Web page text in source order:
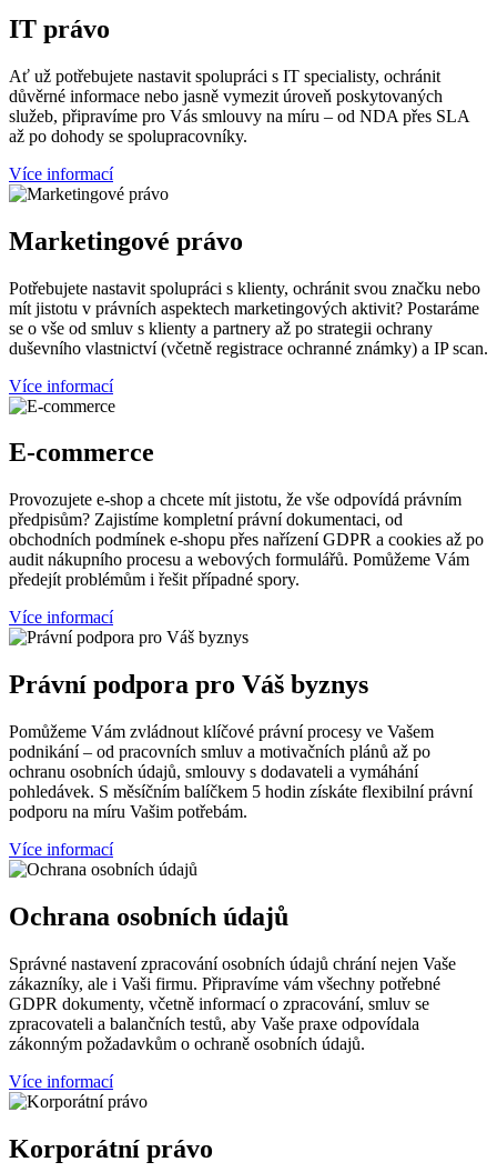
IT právo
Ať už potřebujete nastavit spolupráci s IT specialisty, ochránit
důvěrné informace nebo jasně vymezit úroveň poskytovaných
služeb, připravíme pro Vás smlouvy na míru – od NDA přes SLA
až po dohody se spolupracovníky.
Více informací
Marketingové právo
Potřebujete nastavit spolupráci s klienty, ochránit svou značku nebo
mít jistotu v právních aspektech marketingových aktivit? Postaráme
se o vše od smluv s klienty a partnery až po strategii ochrany
duševního vlastnictví (včetně registrace ochranné známky) a IP scan.
Více informací
E-commerce
Provozujete e-shop a chcete mít jistotu, že vše odpovídá právním
předpisům? Zajistíme kompletní právní dokumentaci, od
obchodních podmínek e-shopu přes nařízení GDPR a cookies až po
audit nákupního procesu a webových formulářů. Pomůžeme Vám
předejít problémům i řešit případné spory.
Více informací
Právní podpora pro Váš byznys
Pomůžeme Vám zvládnout klíčové právní procesy ve Vašem
podnikání – od pracovních smluv a motivačních plánů až po
ochranu osobních údajů, smlouvy s dodavateli a vymáhání
pohledávek. S měsíčním balíčkem 5 hodin získáte flexibilní právní
podporu na míru Vašim potřebám.
Více informací
Ochrana osobních údajů
Správné nastavení zpracování osobních údajů chrání nejen Vaše
zákazníky, ale i Vaši firmu. Připravíme vám všechny potřebné
GDPR dokumenty, včetně informací o zpracování, smluv se
zpracovateli a balančních testů, aby Vaše praxe odpovídala
zákonným požadavkům o ochraně osobních údajů.
Více informací
Korporátní právo